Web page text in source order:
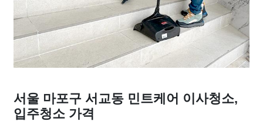
서울 마포구 서교동 민트케어 이사청소,
입주청소 가격